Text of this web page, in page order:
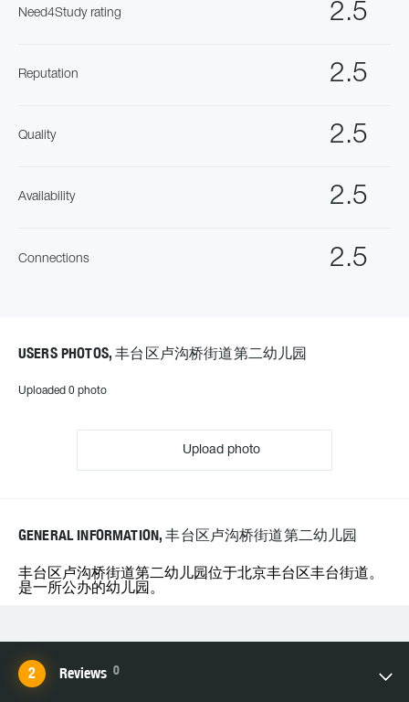
2.5
Need4Study rating
2.5
Reputation
2.5
Quality
2.5
Availability
2.5
Connections
USERS PHOTOS, 丰台区卢沟桥街道第二幼儿园
Uploaded 0 photo
Upload photo
GENERAL INFORMATION, 丰台区卢沟桥街道第二幼儿园
丰台区卢沟桥街道第二幼儿园位于北京丰台区丰台街道。
是一所公办的幼儿园。
Reviews 0